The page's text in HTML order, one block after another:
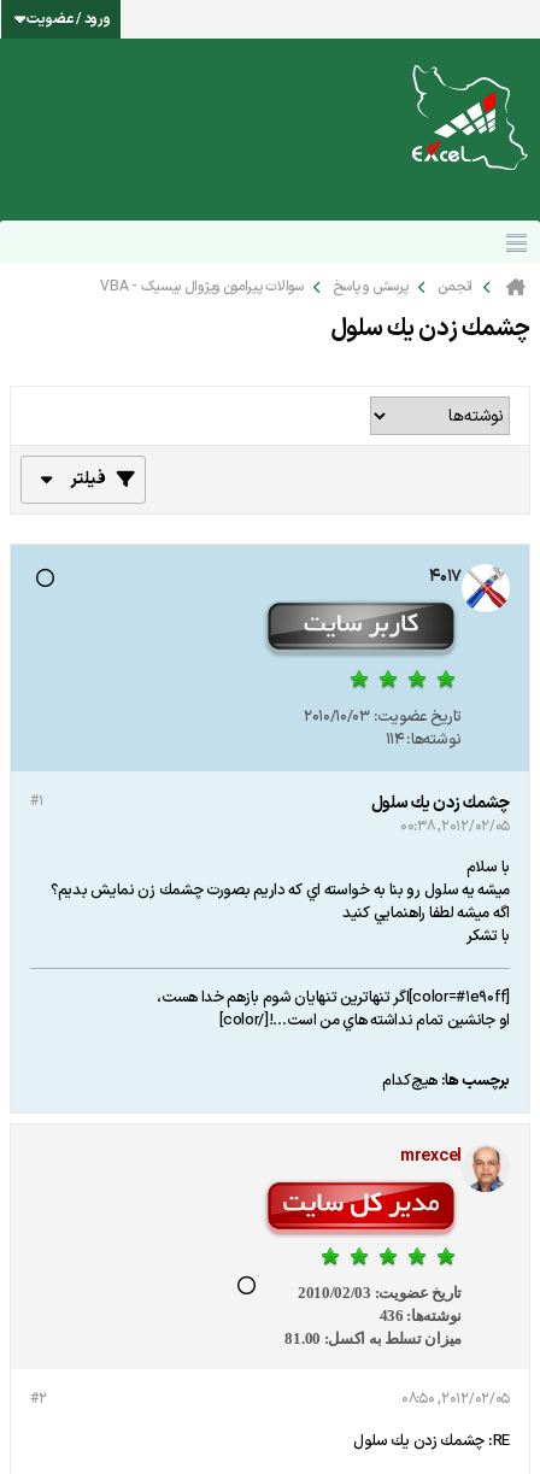
ورود / عضویت
انجمن پرسش و پاسخ سوالات پیرامون ویژوال بیسیک - VBA
چشمك زدن يك سلول
فیلتر
4017
تاریخ عضویت: 2010/10/03
نوشته‌ها:114
#1 چشمك زدن يك سلول
2012/02/05, 00:38
با سلام
ميشه يه سلول رو بنا به خواسته اي كه داريم بصورت چشمك زن نمايش بديم؟
اگه ميشه لطفا راهنمايي كنيد
با تشكر
[color=#1e90ff]اگر تنهاترين تنهايان شوم بازهم خدا هست،
او جانشين تمام نداشته هاي من است...![/color]
برچسب ها: هیچ‌کدام
mrexcel
تاریخ عضویت: 2010/02/03
نوشته‌ها: 436
میزان تسلط به اکسل: 81.00
#2 2012/02/05, 08:50
RE: چشمك زدن يك سلول